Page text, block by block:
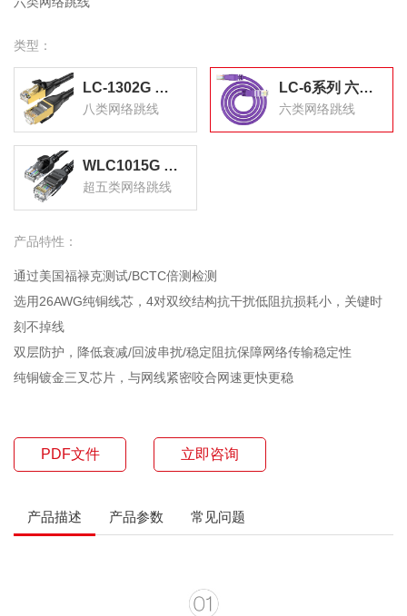
类型：
LC-1302G 八类网线游戏电竞级高速网络跳线 CAT8类纯铜双屏蔽工程家用宽带连接线黑色 2米 LC-1302G
八类网络跳线
LC-6系列 六类网线 纯铜千兆8芯双绞网络跳线 高速成品网络连接线 千兆网线
六类网络跳线
WLC1015G 超五类网线 百兆阻燃网络连接线 Cat5e超5类成品跳线 电脑宽带连接线 1.5米
超五类网络跳线
产品特性：
通过美国福禄克测试/BCTC倍测检测
选用26AWG纯铜线芯，4对双绞结构抗干扰低阻抗损耗小，关键时
刻不掉线
双层防护，降低衰减/回波串扰/稳定阻抗保障网络传输稳定性
纯铜镀金三叉芯片，与网线紧密咬合网速更快更稳
PDF文件 立即咨询
产品描述 产品参数 常见问题